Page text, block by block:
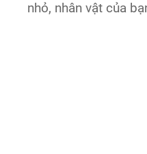
nhỏ, nhân vật của